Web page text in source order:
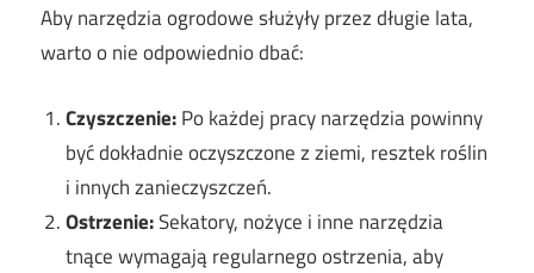
Aby narzędzia ogrodowe służyły przez długie lata,
warto o nie odpowiednio dbać:
Czyszczenie:Po każdej pracy narzędzia powinny
być dokładnie oczyszczone z ziemi, resztek roślin
i innych zanieczyszczeń.
Ostrzenie:Sekatory, nożyce i inne narzędzia
tnące wymagają regularnego ostrzenia, aby